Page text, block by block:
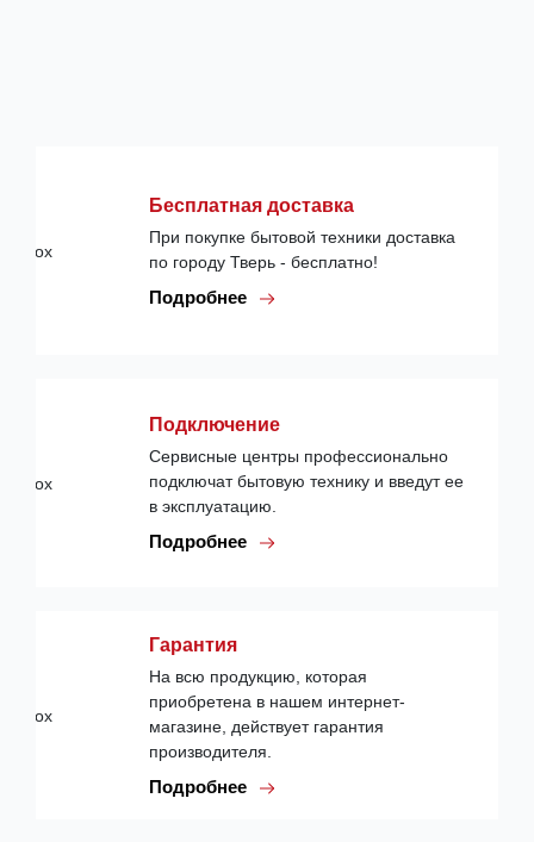
Бесплатная доставка
При покупке бытовой техники доставка
по городу Тверь - бесплатно!
Подробнее
Подключение
Сервисные центры профессионально
подключат бытовую технику и введут ее
в эксплуатацию.
Подробнее
Гарантия
На всю продукцию, которая
приобретена в нашем интернет-
магазине, действует гарантия
производителя.
Подробнее